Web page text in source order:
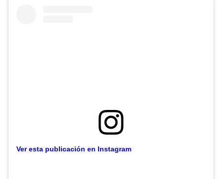
Ver esta publicación en Instagram